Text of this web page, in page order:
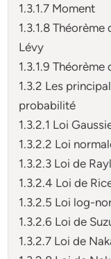
1.3.1.7 Moment
1.3.1.8
Lévy
1.3.1.9
1.3.2 Les
probabilité
1.3.2.1 Loi
1.3.2.2 Loi
1.3.2.3 Loi de
1.3.2.4 Loi de
1.3.2.5 Loi log-
1.3.2.6 Loi de
1.3.2.7 Loi de